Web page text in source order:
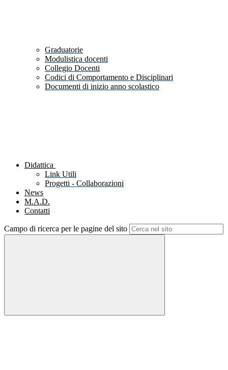
Graduatorie
Modulistica docenti
Collegio Docenti
Codici di Comportamento e Disciplinari
Documenti di inizio anno scolastico
Didattica
Link Utili
Progetti - Collaborazioni
News
M.A.D.
Contatti
Campo di ricerca per le pagine del sito